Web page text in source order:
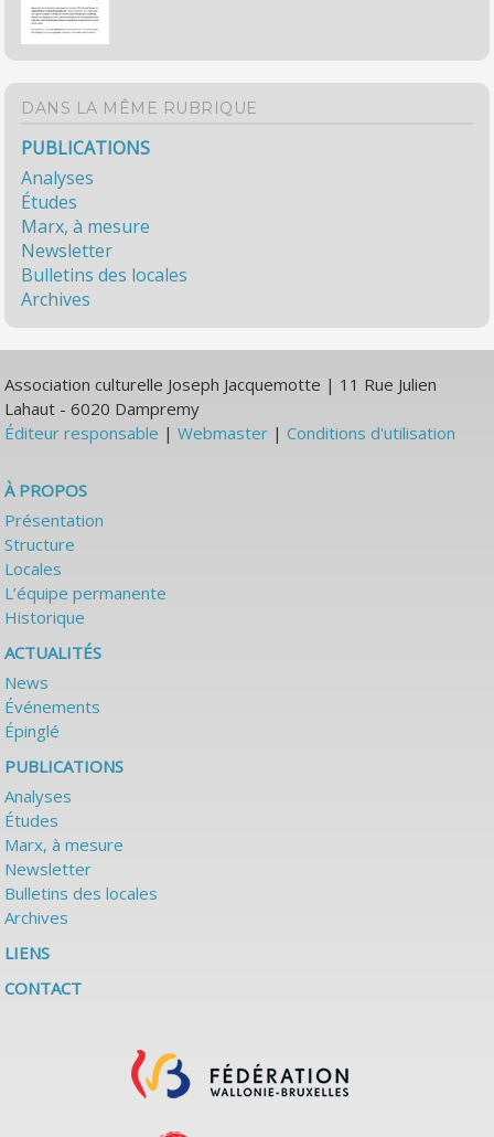
DANS LA MÊME RUBRIQUE
PUBLICATIONS
Analyses
Études
Marx, à mesure
Newsletter
Bulletins des locales
Archives
Association culturelle Joseph Jacquemotte | 11 Rue Julien
Lahaut - 6020 Dampremy
Éditeur responsable |Webmaster |Conditions d'utilisation
À PROPOS
Présentation
Structure
Locales
L’équipe permanente
Historique
ACTUALITÉS
News
Événements
Épinglé
PUBLICATIONS
Analyses
Études
Marx, à mesure
Newsletter
Bulletins des locales
Archives
LIENS
CONTACT